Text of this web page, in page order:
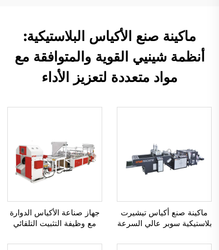
ماكينة صنع الأكياس البلاستيكية:
أنظمة شينيي القوية والمتوافقة مع
مواد متعددة لتعزيز الأداء
ماكينة صنع أكياس تيشيرت
بلاستيكية سوبر عالي السرعة
جهاز صناعة الأكياس الدوارة
مع وظيفة التثبيت التلقائي